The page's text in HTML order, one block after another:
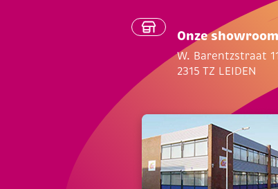
Onze showroom
W. Barentzstraat
2315 TZ LEIDEN